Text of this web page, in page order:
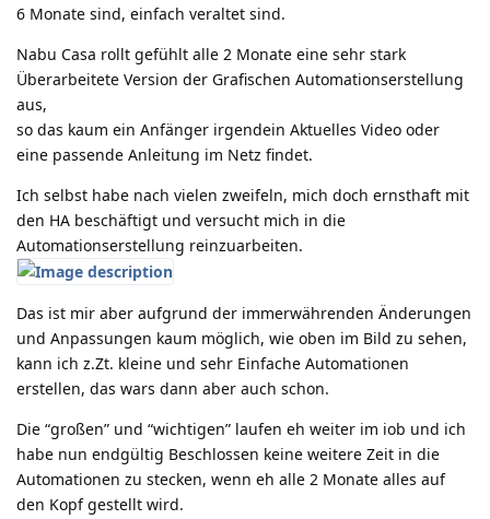
6 Monate sind, einfach veraltet sind.
Nabu Casa rollt gefühlt alle 2 Monate eine sehr stark
Überarbeitete Version der Grafischen Automationserstellung
aus,
so das kaum ein Anfänger irgendein Aktuelles Video oder
eine passende Anleitung im Netz findet.
Ich selbst habe nach vielen zweifeln, mich doch ernsthaft mit
den HA beschäftigt und versucht mich in die
Automationserstellung reinzuarbeiten.
Das ist mir aber aufgrund der immerwährenden Änderungen
und Anpassungen kaum möglich, wie oben im Bild zu sehen,
kann ich z.Zt. kleine und sehr Einfache Automationen
erstellen, das wars dann aber auch schon.
Die “großen” und “wichtigen” laufen eh weiter im iob und ich
habe nun endgültig Beschlossen keine weitere Zeit in die
Automationen zu stecken, wenn eh alle 2 Monate alles auf
den Kopf gestellt wird.